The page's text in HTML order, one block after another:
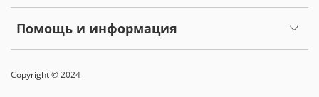
Помощь и информация
Copyright © 2024